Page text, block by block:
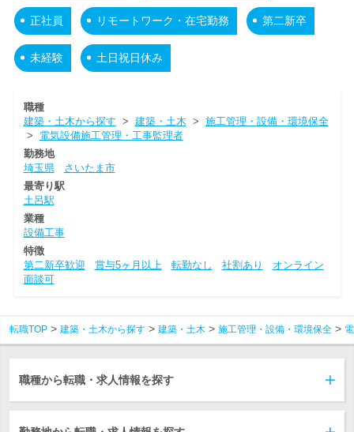
正社員 リモートワーク・在宅勤務 第二新卒
未経験 土日祝日休み
職種
建築・土木から探す > 建築・土木 > 施工管理・設備・環境保全
> 電気設備施工管理・工事監理者
勤務地
埼玉県
さいたま市
最寄り駅
土呂駅
業種
設備工事
特徴
第二新卒歓迎
賞与5ヶ月以上 転勤なし 社割あり
オンライン
面談可
転職TOP 建築・土木から探す 建築・土木 施工管理・設備・環境保全
職種から転職・求人情報を探す